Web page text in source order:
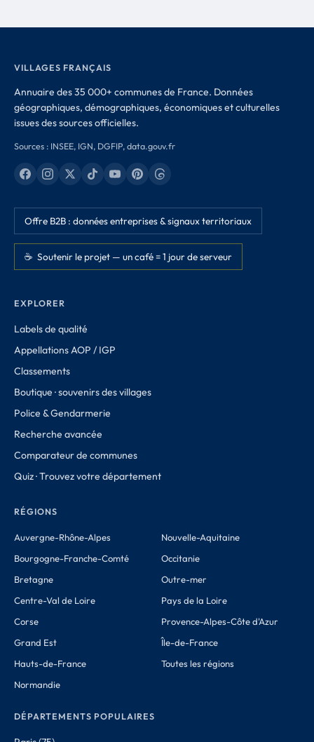
VILLAGES FRANÇAIS
Annuaire des 35 000+ communes de France. Données
géographiques, démographiques, économiques et culturelles
issues des sources officielles.
Sources : INSEE, IGN, DGFIP, data.gouv.fr
Offre B2B : données entreprises & signaux territoriaux
☕ Soutenir le projet — un café = 1 jour de serveur
EXPLORER
Labels de qualité
Appellations AOP / IGP
Classements
Boutique · souvenirs des villages
Police & Gendarmerie
Recherche avancée
Comparateur de communes
Quiz · Trouvez votre département
RÉGIONS
Auvergne-Rhône-Alpes
Bourgogne-Franche-Comté
Bretagne
Centre-Val de Loire
Corse
Grand Est
Hauts-de-France
Normandie
Nouvelle-Aquitaine
Occitanie
Outre-mer
Pays de la Loire
Provence-Alpes-Côte d'Azur
Île-de-France
Toutes les régions
DÉPARTEMENTS POPULAIRES